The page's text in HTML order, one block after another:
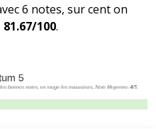
6 notes, sur cent on
100.